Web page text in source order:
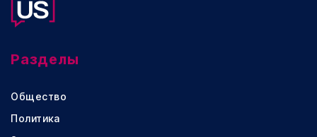
Разделы
Общество
Политика